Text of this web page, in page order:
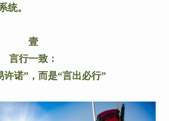
统。
壹
言行一致：
许诺”，而是“言出必行”